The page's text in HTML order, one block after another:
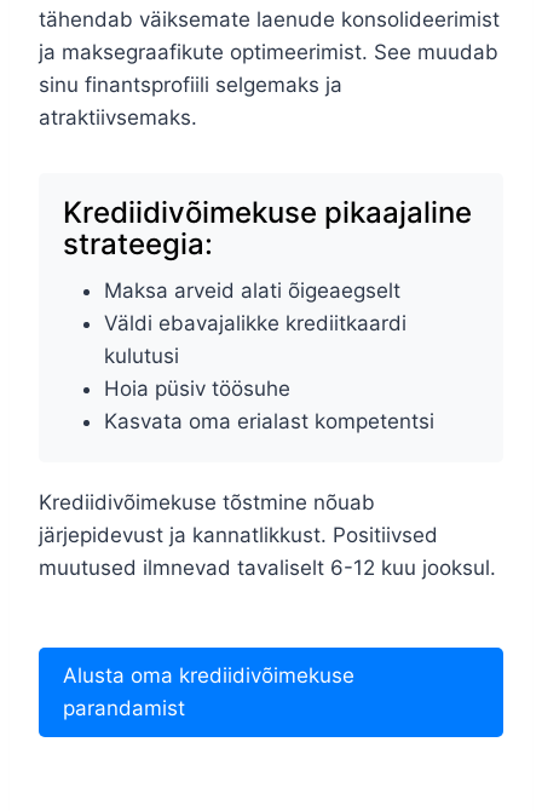
tähendab väiksemate laenude konsolideerimist
ja maksegraafikute optimeerimist. See muudab
sinu finantsprofiili selgemaks ja
atraktiivsemaks.
Krediidivõimekuse pikaajaline
strateegia:
Maksa arveid alati õigeaegselt
Väldi ebavajalikke krediitkaardi
kulutusi
Hoia püsiv töösuhe
Kasvata oma erialast kompetentsi
Krediidivõimekuse tõstmine nõuab
järjepidevust ja kannatlikkust. Positiivsed
muutused ilmnevad tavaliselt 6-12 kuu jooksul.
Alusta oma krediidivõimekuse
parandamist